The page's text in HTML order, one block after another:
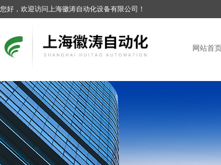
您好，欢迎访问上海徽涛自动化设备有限公司！
网站首